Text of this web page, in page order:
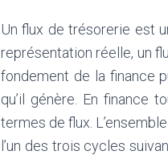
Un flux de trésorerie est
représentation réelle, un
fondement de la finance
qu’il génère. En finance
termes de flux.
l’un des trois cycles